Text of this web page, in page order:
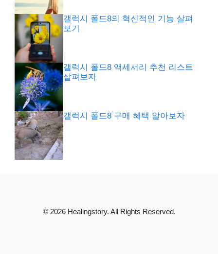
갤럭시 폴드8의 혁신적인 기능 살펴
보기
갤럭시 폴드8 액세서리 추천 리스트
살펴보자
갤럭시 폴드8 구매 혜택 알아보자
© 2026 Healingstory. All Rights Reserved.